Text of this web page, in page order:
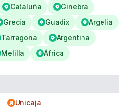
Cataluña
Ginebra
Grecia Guadix
Argelia
Tarragona
Argentina
Melilla África
Unicaja